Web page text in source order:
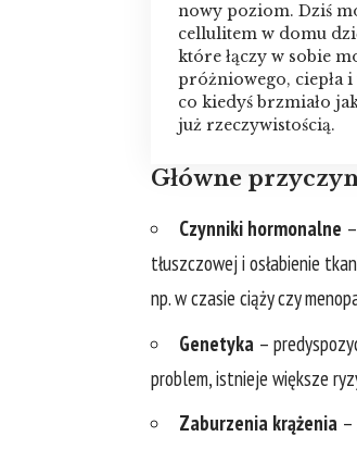
nowy poziom. Dziś
cellulitem w domu
które łączy w sobie
próżniowego, ciepła i
co kiedyś brzmiało
już rzeczywistością.
Główne
Czynniki hormonalne
tłuszczowej i osłabienie
np. w czasie ciąży czy
Genetyka –
problem, istnieje większe
Zaburzenia krążenia